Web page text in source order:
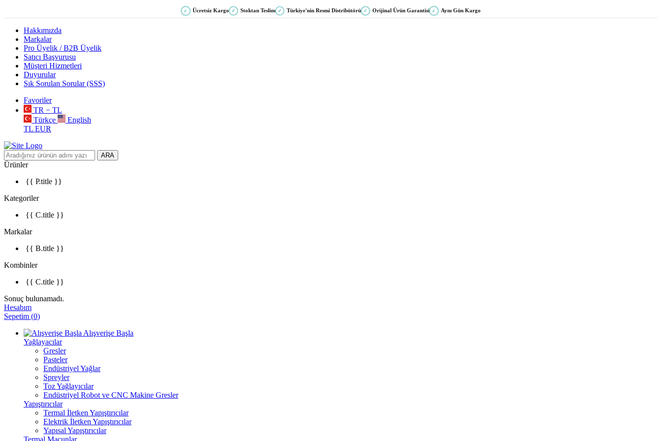
✓ Ücretsiz Kargo ✓ Stoktan Teslim ✓ Türkiye'nin Resmi Distribütörü ✓ Orijinal Ürün Garantisi ✓ Aynı Gün Kargo
Hakkımızda
Markalar
Pro Üyelik / B2B Üyelik
Satıcı Başvurusu
Müşteri Hizmetleri
Duyurular
Sık Sorulan Sorular (SSS)
Favoriler
TR − TL
Türkçe
English
TL EUR
ARA
Ürünler
{{ P.title }}
Kategoriler
{{ C.title }}
Markalar
{{ B.title }}
Kombinler
{{ C.title }}
Sonuç bulunamadı.
Hesabım
Sepetim (0)
Alışverişe Başla
Yağlayacılar
Gresler
Pasteler
Endüstriyel Yağlar
Spreyler
Toz Yağlayıcılar
Endüstriyel Robot ve CNC Makine Gresler
Yapıştırıcılar
Termal İletken Yapıştırıcılar
Elektrik İletken Yapıştırıcılar
Yapısal Yapıştırıcılar
Termal Macunlar